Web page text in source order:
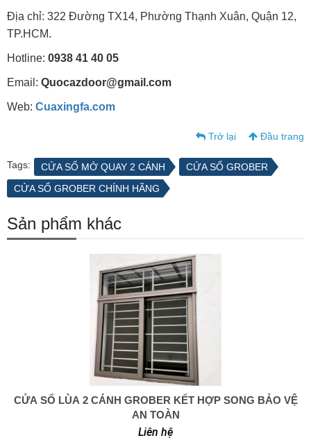
Địa chỉ: 322 Đường TX14, Phường Thạnh Xuân, Quận 12,
TP.HCM.
Hotline: 0938 41 40 05
Email: Quocazdoor@gmail.com
Web: Cuaxingfa.com
Trở lại Đầu trang
Tags: CỬA SỔ MỞ QUAY 2 CÁNH
CỬA SỔ GROBER
CỬA SỔ GROBER CHÍNH HÃNG
Sản phẩm khác
0938 414 005
CỬA SỔ LÙA 2 CÁNH GROBER KẾT HỢP SONG BẢO VỆ
AN TOÀN
Liên hệ